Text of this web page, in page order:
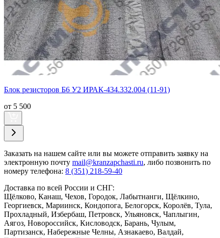
Блок резисторов Б6 У2 ИРАК-434.332.004 (11-91)
от 5 500
Заказать на нашем сайте или вы можете отправить заявку на
электронную почту mail@kranzapchasti.ru, либо позвонить по
номеру телефона: 8 (351) 218-59-40
Доставка по всей России и СНГ:
Щёлково, Канаш, Чехов, Городок, Лабытнанги, Щёлкино,
Георгиевск, Мариинск, Кондопога, Белогорск, Королёв, Тула,
Прохладный, Избербаш, Петровск, Ульяновск, Чаплыгин,
Аягоз, Новороссийск, Кисловодск, Барань, Чулым,
Партизанск, Набережные Челны, Азнакаево, Валдай,